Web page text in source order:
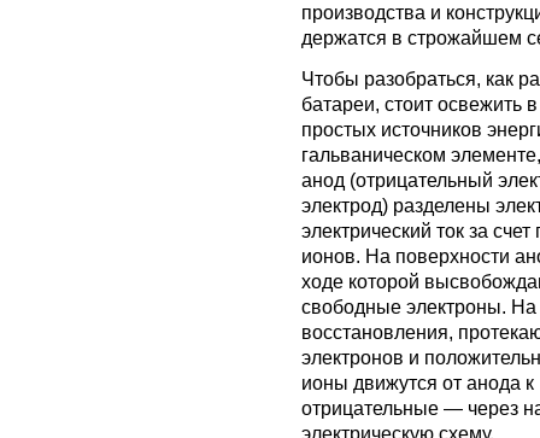
производства и
держатся в строжайшем
Чтобы разобраться, как
батареи, стоит освежить
простых источников
гальваническом
анод (отрицательный
электрод) разделены
электрический ток за
ионов. На поверхности
ходе которой
свободные электроны. На
восстановления,
электронов и
ионы движутся от анода к
отрицательные — через